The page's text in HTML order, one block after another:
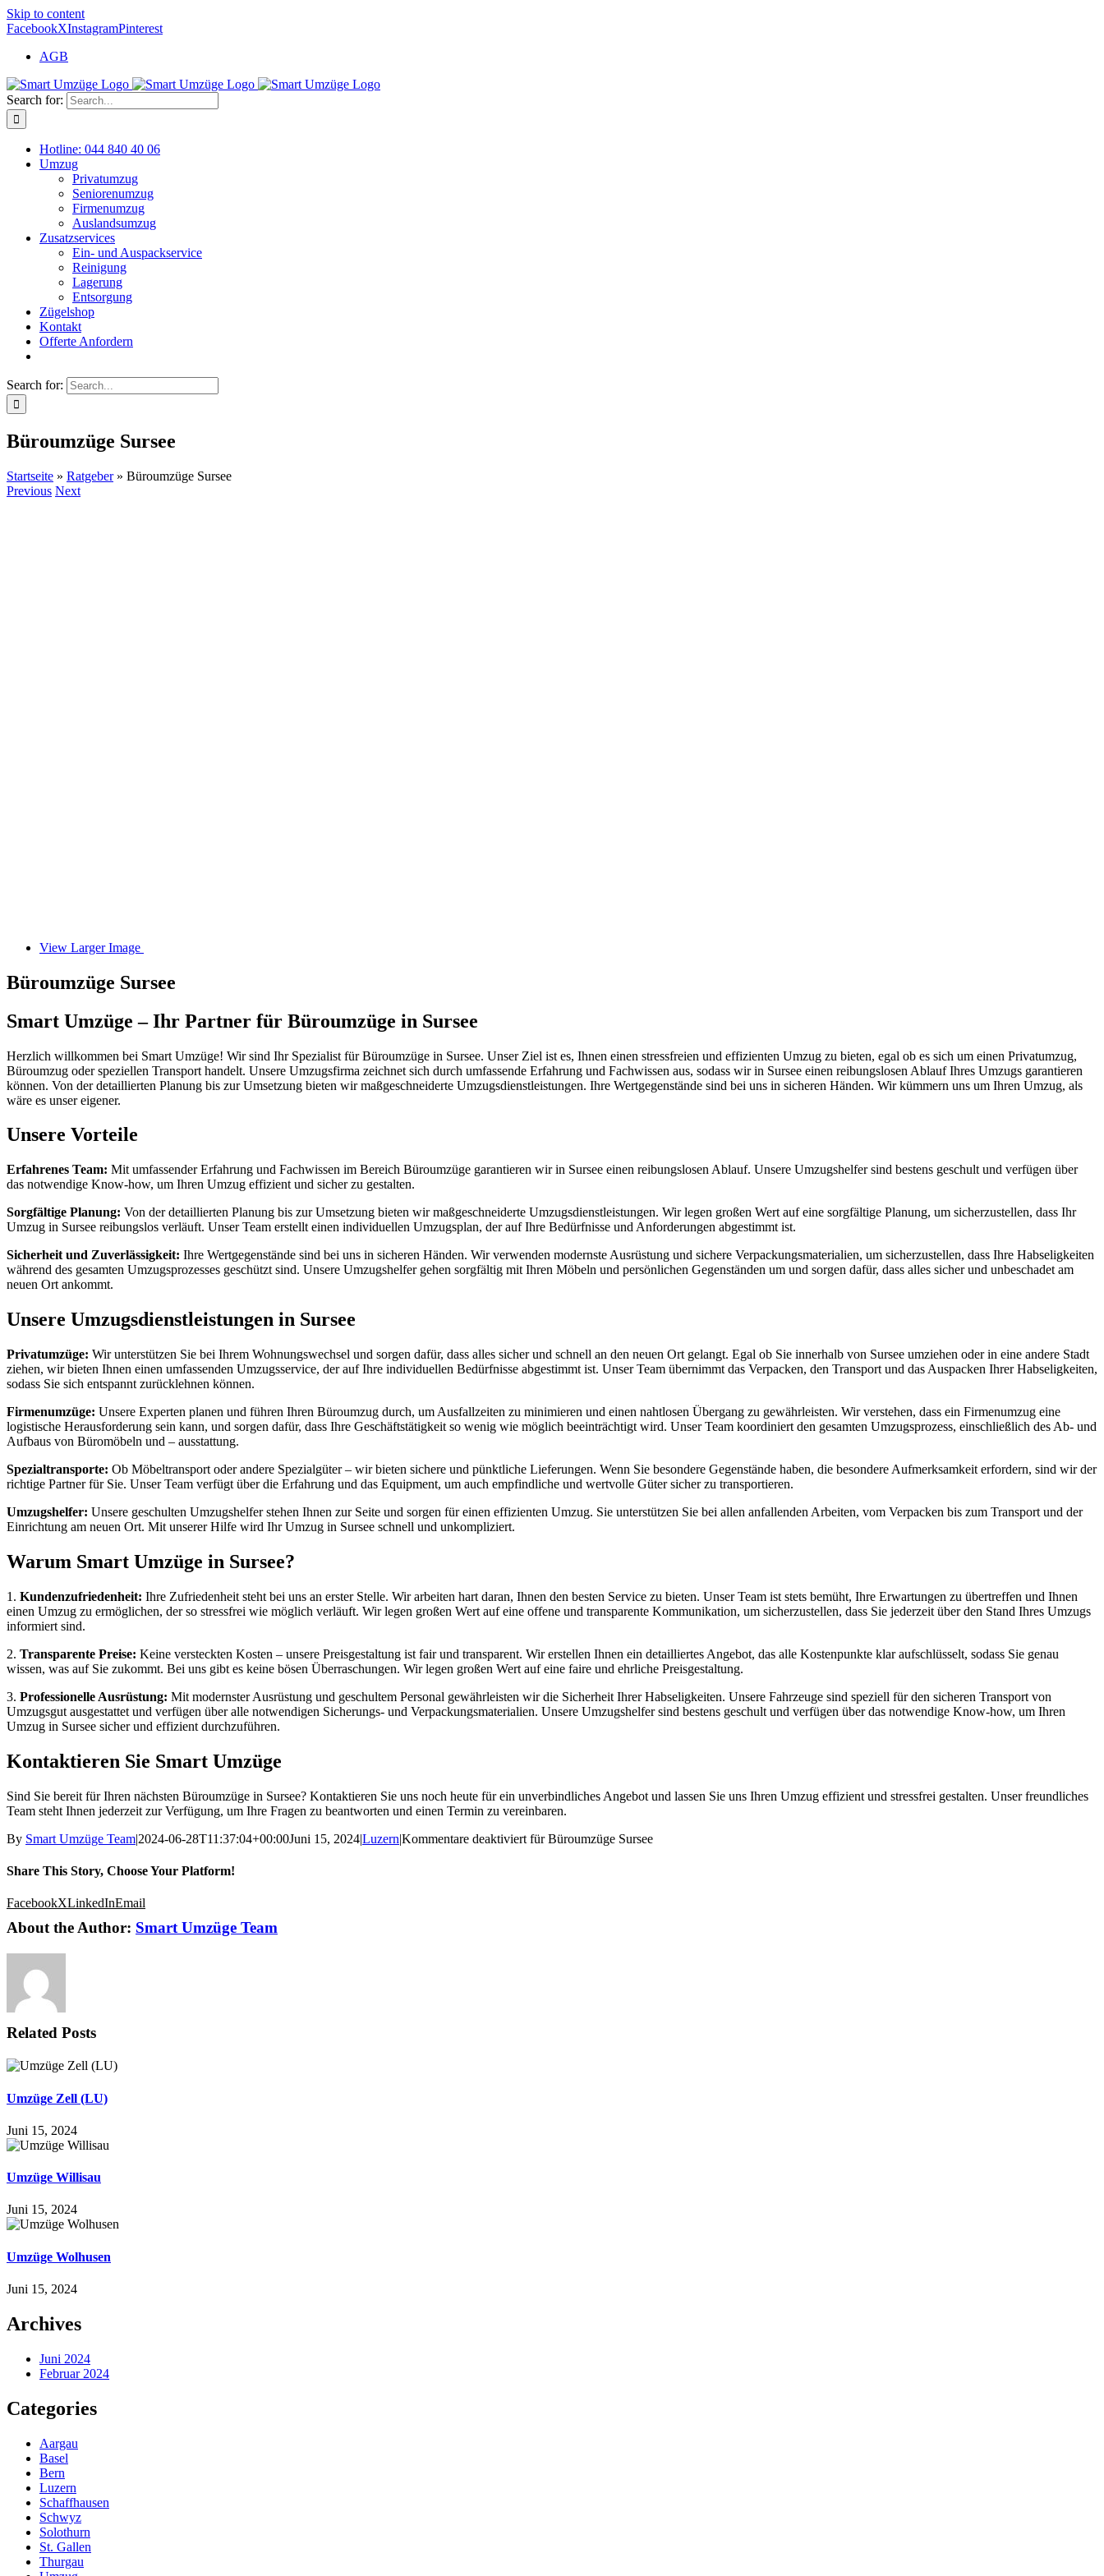
Skip to content
FacebookXInstagramPinterest
AGB
Search for:
Hotline: 044 840 40 06
Umzug
Privatumzug
Seniorenumzug
Firmenumzug
Auslandsumzug
Zusatzservices
Ein- und Auspackservice
Reinigung
Lagerung
Entsorgung
Zügelshop
Kontakt
Offerte Anfordern
Search for:
Büroumzüge Sursee
Startseite » Ratgeber» Büroumzüge Sursee
Previous Next
View Larger Image
Büroumzüge Sursee
Smart Umzüge – Ihr Partner für Büroumzüge in Sursee
Herzlich willkommen bei Smart Umzüge! Wir sind Ihr Spezialist für Büroumzüge in Sursee. Unser Ziel ist es, Ihnen einen stressfreien und effizienten Umzug zu bieten, egal ob es sich um einen Privatumzug,
Büroumzug oder speziellen Transport handelt. Unsere Umzugsfirma zeichnet sich durch umfassende Erfahrung und Fachwissen aus, sodass wir in Sursee einen reibungslosen Ablauf Ihres Umzugs garantieren
können. Von der detaillierten Planung bis zur Umsetzung bieten wir maßgeschneiderte Umzugsdienstleistungen. Ihre Wertgegenstände sind bei uns in sicheren Händen. Wir kümmern uns um Ihren Umzug, als
wäre es unser eigener.
Unsere Vorteile
Erfahrenes Team: Mit umfassender Erfahrung und Fachwissen im Bereich Büroumzüge garantieren wir in Sursee einen reibungslosen Ablauf. Unsere Umzugshelfer sind bestens geschult und verfügen über
das notwendige Know-how, um Ihren Umzug effizient und sicher zu gestalten.
Sorgfältige Planung: Von der detaillierten Planung bis zur Umsetzung bieten wir maßgeschneiderte Umzugsdienstleistungen. Wir legen großen Wert auf eine sorgfältige Planung, um sicherzustellen, dass Ihr
Umzug in Sursee reibungslos verläuft. Unser Team erstellt einen individuellen Umzugsplan, der auf Ihre Bedürfnisse und Anforderungen abgestimmt ist.
Sicherheit und Zuverlässigkeit: Ihre Wertgegenstände sind bei uns in sicheren Händen. Wir verwenden modernste Ausrüstung und sichere Verpackungsmaterialien, um sicherzustellen, dass Ihre Habseligkeiten
während des gesamten Umzugsprozesses geschützt sind. Unsere Umzugshelfer gehen sorgfältig mit Ihren Möbeln und persönlichen Gegenständen um und sorgen dafür, dass alles sicher und unbeschadet am
neuen Ort ankommt.
Unsere Umzugsdienstleistungen in Sursee
Privatumzüge: Wir unterstützen Sie bei Ihrem Wohnungswechsel und sorgen dafür, dass alles sicher und schnell an den neuen Ort gelangt. Egal ob Sie innerhalb von Sursee umziehen oder in eine andere Stadt
ziehen, wir bieten Ihnen einen umfassenden Umzugsservice, der auf Ihre individuellen Bedürfnisse abgestimmt ist. Unser Team übernimmt das Verpacken, den Transport und das Auspacken Ihrer Habseligkeiten,
sodass Sie sich entspannt zurücklehnen können.
Firmenumzüge: Unsere Experten planen und führen Ihren Büroumzug durch, um Ausfallzeiten zu minimieren und einen nahtlosen Übergang zu gewährleisten. Wir verstehen, dass ein Firmenumzug eine
logistische Herausforderung sein kann, und sorgen dafür, dass Ihre Geschäftstätigkeit so wenig wie möglich beeinträchtigt wird. Unser Team koordiniert den gesamten Umzugsprozess, einschließlich des Ab- und
Aufbaus von Büromöbeln und – ausstattung.
Spezialtransporte: Ob Möbeltransport oder andere Spezialgüter – wir bieten sichere und pünktliche Lieferungen. Wenn Sie besondere Gegenstände haben, die besondere Aufmerksamkeit erfordern, sind wir der
richtige Partner für Sie. Unser Team verfügt über die Erfahrung und das Equipment, um auch empfindliche und wertvolle Güter sicher zu transportieren.
Umzugshelfer: Unsere geschulten Umzugshelfer stehen Ihnen zur Seite und sorgen für einen effizienten Umzug. Sie unterstützen Sie bei allen anfallenden Arbeiten, vom Verpacken bis zum Transport und der
Einrichtung am neuen Ort. Mit unserer Hilfe wird Ihr Umzug in Sursee schnell und unkompliziert.
Warum Smart Umzüge in Sursee?
1. Kundenzufriedenheit: Ihre Zufriedenheit steht bei uns an erster Stelle. Wir arbeiten hart daran, Ihnen den besten Service zu bieten. Unser Team ist stets bemüht, Ihre Erwartungen zu übertreffen und Ihnen
einen Umzug zu ermöglichen, der so stressfrei wie möglich verläuft. Wir legen großen Wert auf eine offene und transparente Kommunikation, um sicherzustellen, dass Sie jederzeit über den Stand Ihres Umzugs
informiert sind.
2. Transparente Preise: Keine versteckten Kosten – unsere Preisgestaltung ist fair und transparent. Wir erstellen Ihnen ein detailliertes Angebot, das alle Kostenpunkte klar aufschlüsselt, sodass Sie genau
wissen, was auf Sie zukommt. Bei uns gibt es keine bösen Überraschungen. Wir legen großen Wert auf eine faire und ehrliche Preisgestaltung.
3. Professionelle Ausrüstung: Mit modernster Ausrüstung und geschultem Personal gewährleisten wir die Sicherheit Ihrer Habseligkeiten. Unsere Fahrzeuge sind speziell für den sicheren Transport von
Umzugsgut ausgestattet und verfügen über alle notwendigen Sicherungs- und Verpackungsmaterialien. Unsere Umzugshelfer sind bestens geschult und verfügen über das notwendige Know-how, um Ihren
Umzug in Sursee sicher und effizient durchzuführen.
Kontaktieren Sie Smart Umzüge
Sind Sie bereit für Ihren nächsten Büroumzüge in Sursee? Kontaktieren Sie uns noch heute für ein unverbindliches Angebot und lassen Sie uns Ihren Umzug effizient und stressfrei gestalten. Unser freundliches
Team steht Ihnen jederzeit zur Verfügung, um Ihre Fragen zu beantworten und einen Termin zu vereinbaren.
By Smart Umzüge Team|2024-06-28T11:37:04+00:00Juni 15, 2024|Luzern|Kommentare deaktiviert für Büroumzüge Sursee
Share This Story, Choose Your Platform!
FacebookXLinkedInEmail
About the Author: Smart Umzüge Team
Related Posts
Umzüge Zell (LU)
Juni 15, 2024
Umzüge Willisau
Juni 15, 2024
Umzüge Wolhusen
Juni 15, 2024
Archives
Juni 2024
Februar 2024
Categories
Aargau
Basel
Bern
Luzern
Schaffhausen
Schwyz
Solothurn
St. Gallen
Thurgau